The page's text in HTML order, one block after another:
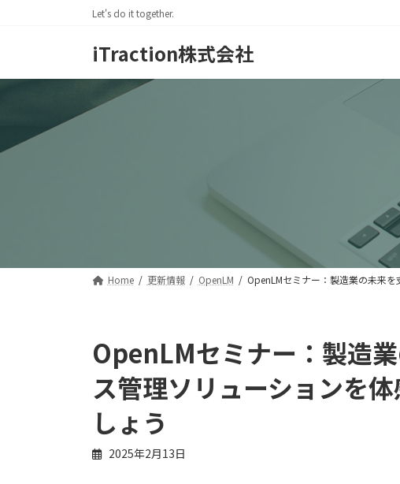
ツ
シ
Let's do it together.
iTraction株式会社
Home 更新情報 OpenLM OpenLMセミナー：製造業の未来
OpenLMセミナー：製造
ス管理ソリューションを
しょう
2025年2月13日